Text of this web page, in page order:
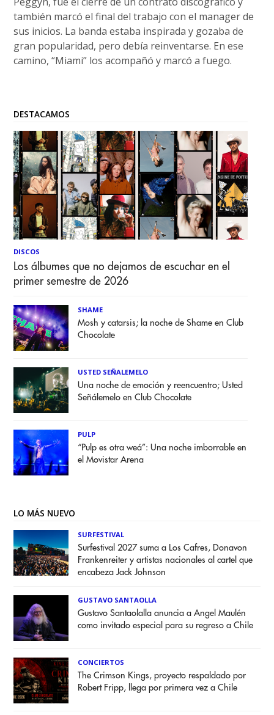
también marcó el final del trabajo con el manager de
sus inicios. La banda estaba inspirada y gozaba de
gran popularidad, pero debía reinventarse. En ese
camino, “Miami” los acompañó y marcó a fuego.
DESTACAMOS
DISCOS
Los álbumes que no dejamos de escuchar en el
primer semestre de 2026
SHAME
Mosh y catarsis; la noche de Shame en Club
Chocolate
USTED SEÑALEMELO
Una noche de emoción y reencuentro; Usted
Señálemelo en Club Chocolate
PULP
“Pulp es otra weá”: Una noche imborrable en
el Movistar Arena
LO MÁS NUEVO
SURFESTIVAL
Surfestival 2027 suma a Los Cafres, Donavon
Frankenreiter y artistas nacionales al cartel que
encabeza Jack Johnson
GUSTAVO SANTAOLLA
Gustavo Santaolalla anuncia a Angel Maulén
como invitado especial para su regreso a Chile
CONCIERTOS
The Crimson Kings, proyecto respaldado por
Robert Fripp, llega por primera vez a Chile